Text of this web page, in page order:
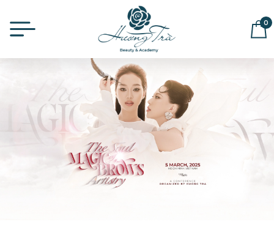
0
ĐỂ LẠI THÔNG TIN MUA HÀNG,
CHÚNG TÔI SẼ LIÊN HỆ LẠI NGAY